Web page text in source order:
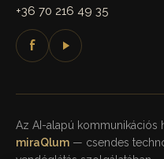
+36 70 216 49 35
f
Az AI-alapú kommunikációs
miraQlum — csendes